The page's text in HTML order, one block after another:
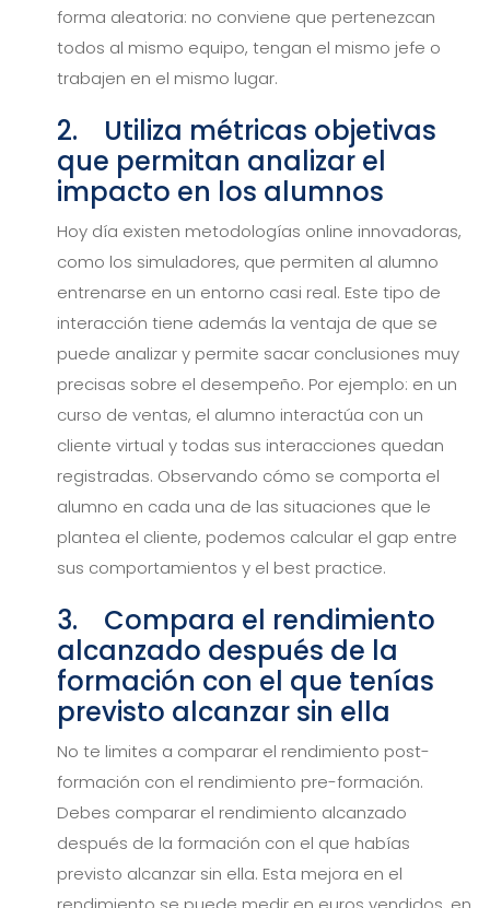
forma aleatoria: no conviene que pertenezcan
todos al mismo equipo, tengan el mismo jefe o
trabajen en el mismo lugar.
2. Utiliza métricas objetivas
que permitan analizar el
impacto en los alumnos
Hoy día existen metodologías online innovadoras,
como los simuladores, que permiten al alumno
entrenarse en un entorno casi real. Este tipo de
interacción tiene además la ventaja de que se
puede analizar y permite sacar conclusiones muy
precisas sobre el desempeño. Por ejemplo: en un
curso de ventas, el alumno interactúa con un
cliente virtual y todas sus interacciones quedan
registradas. Observando cómo se comporta el
alumno en cada una de las situaciones que le
plantea el cliente, podemos calcular el gap entre
sus comportamientos y el best practice.
3. Compara el rendimiento
alcanzado después de la
formación con el que tenías
previsto alcanzar sin ella
No te limites a comparar el rendimiento post-
formación con el rendimiento pre-formación.
Debes comparar el rendimiento alcanzado
después de la formación con el que habías
previsto alcanzar sin ella. Esta mejora en el